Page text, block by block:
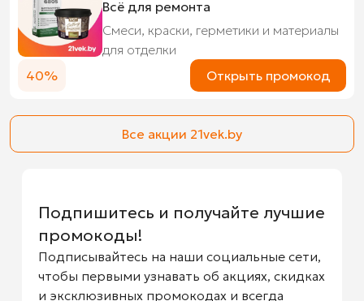
Всё для ремонта
Смеси, краски, герметики и материалы
для отделки
40%
Открыть промокод
Все акции 21vek.by
Подпишитесь и получайте лучшие
промокоды!
Подписывайтесь на наши социальные сети,
чтобы первыми узнавать об акциях, скидках
и эксклюзивных промокодах и всегда